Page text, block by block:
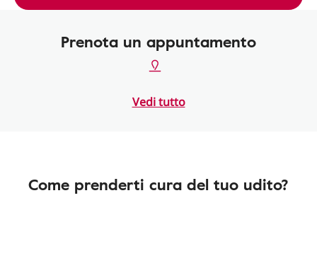
Prenota un appuntamento
Vedi tutto
Come prenderti cura del tuo udito?